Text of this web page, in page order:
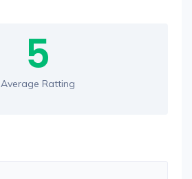
5
Average Ratting